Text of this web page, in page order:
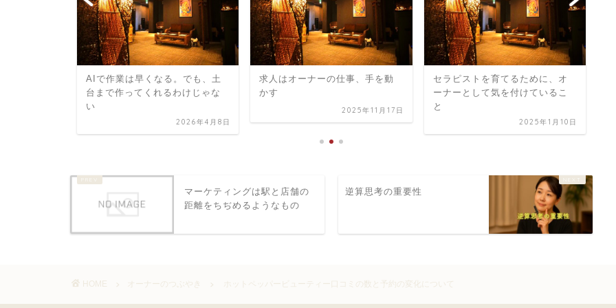
AIで作業は早くなる。でも、土
台まで作ってくれるわけじゃな
い
2026年4月8日
求人はオーナーの仕事、手を動
かす
2025年11月17日
セラピストを育てるために、オ
ーナーとして気を付けているこ
と
2025年1月10日
マーケティングは駅と店舗の
距離をちぢめるようなもの
逆算思考の重要性
HOME オーナーのつぶやき ホットペッパービューティー口コミの数と予約の変化について